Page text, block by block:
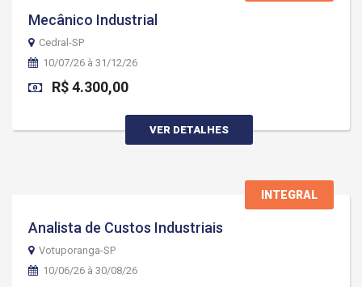
Mecânico Industrial
Cedral-SP
10/07/26 à 31/12/26
R$ 4.300,00
VER DETALHES
INTEGRAL
Analista de Custos Industriais
Votuporanga-SP
10/06/26 à 30/08/26